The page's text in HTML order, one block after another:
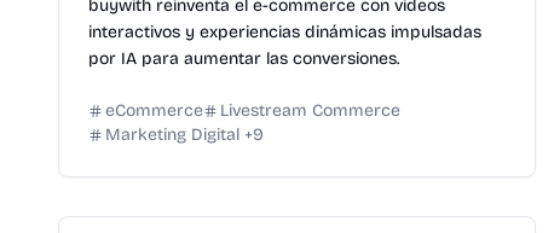
buywith reinventa el e-commerce con videos
interactivos y experiencias dinámicas impulsadas
por IA para aumentar las conversiones.
eCommerce
Livestream Commerce
Marketing Digital +9